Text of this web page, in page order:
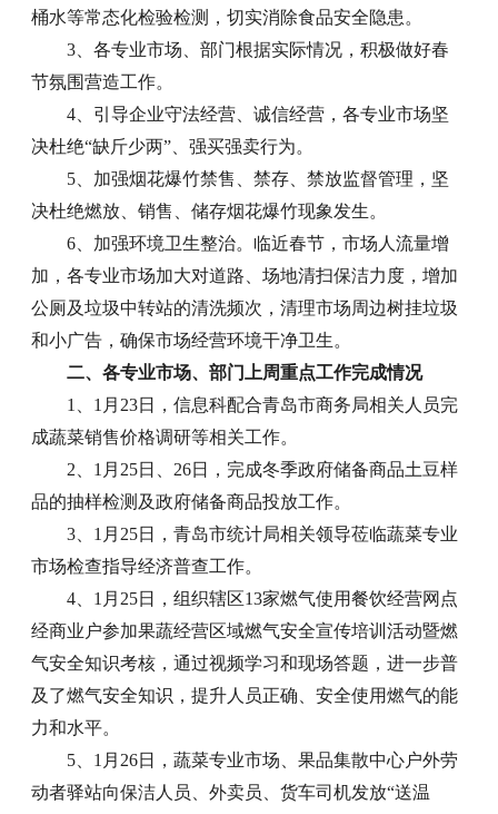
桶水等常态化检验检测，切实消除食品安全隐患。
3、各专业市场、部门根据实际情况，积极做好春
节氛围营造工作。
4、引导企业守法经营、诚信经营，各专业市场坚
决杜绝“缺斤少两”、强买强卖行为。
5、加强烟花爆竹禁售、禁存、禁放监督管理，坚
决杜绝燃放、销售、储存烟花爆竹现象发生。
6、加强环境卫生整治。临近春节，市场人流量增
加，各专业市场加大对道路、场地清扫保洁力度，增加
公厕及垃圾中转站的清洗频次，清理市场周边树挂垃圾
和小广告，确保市场经营环境干净卫生。
二、各专业市场、部门上周重点工作完成情况
1、1月23日，信息科配合青岛市商务局相关人员完
成蔬菜销售价格调研等相关工作。
2、1月25日、26日，完成冬季政府储备商品土豆样
品的抽样检测及政府储备商品投放工作。
3、1月25日，青岛市统计局相关领导莅临蔬菜专业
市场检查指导经济普查工作。
4、1月25日，组织辖区13家燃气使用餐饮经营网点
经商业户参加果蔬经营区域燃气安全宣传培训活动暨燃
气安全知识考核，通过视频学习和现场答题，进一步普
及了燃气安全知识，提升人员正确、安全使用燃气的能
力和水平。
5、1月26日，蔬菜专业市场、果品集散中心户外劳
动者驿站向保洁人员、外卖员、货车司机发放“送温